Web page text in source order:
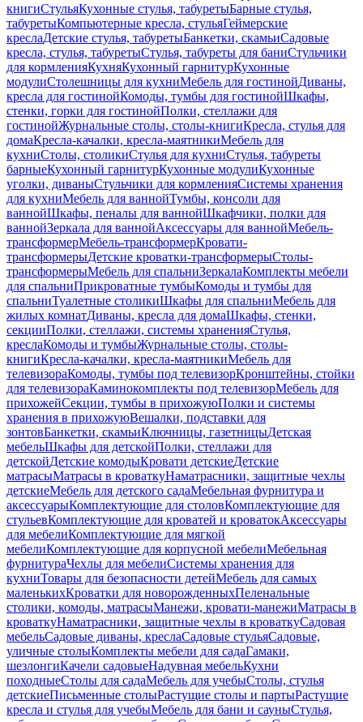
книгиСтульяКухонные стулья, табуретыБарные стулья,
табуретыКомпьютерные кресла, стульяГеймерские
креслаДетские стулья, табуретыБанкетки, скамьиСадовые
кресла, стулья, табуретыСтулья, табуреты для баниСтульчики
для кормленияКухняКухонный гарнитурКухонные
модулиСтолешницы для кухниМебель для гостинойДиваны,
кресла для гостинойКомоды, тумбы для гостинойШкафы,
стенки, горки для гостинойПолки, стеллажи для
гостинойЖурнальные столы, столы-книгиКресла, стулья для
домаКресла-качалки, кресла-маятникиМебель для
кухниСтолы, столикиСтулья для кухниСтулья, табуреты
барныеКухонный гарнитурКухонные модулиКухонные
уголки, диваныСтульчики для кормленияСистемы хранения
для кухниМебель для ваннойТумбы, консоли для
ваннойШкафы, пеналы для ваннойШкафчики, полки для
ваннойЗеркала для ваннойАксессуары для ваннойМебель-
трансформерМебель-трансформерКровати-
трансформерыДетские кроватки-трансформерыСтолы-
трансформерыМебель для спальниЗеркалаКомплекты мебели
для спальниПрикроватные тумбыКомоды и тумбы для
спальниТуалетные столикиШкафы для спальниМебель для
жилых комнатДиваны, кресла для домаШкафы, стенки,
секцииПолки, стеллажи, системы храненияСтулья,
креслаКомоды и тумбыЖурнальные столы, столы-
книгиКресла-качалки, кресла-маятникиМебель для
телевизораКомоды, тумбы под телевизорКронштейны, стойки
для телевизораКаминокомплекты под телевизорМебель для
прихожейСекции, тумбы в прихожуюПолки и системы
хранения в прихожуюВешалки, подставки для
зонтовБанкетки, скамьиКлючницы, газетницыДетская
мебельШкафы для детскойПолки, стеллажи для
детскойДетские комодыКровати детскиеДетские
матрасыМатрасы в кроваткуНаматрасники, защитные чехлы
детскиеМебель для детского садаМебельная фурнитура и
аксессуарыКомплектующие для столовКомплектующие для
стульевКомплектующие для кроватей и кроватокАксессуары
для мебелиКомплектующие для мягкой
мебелиКомплектующие для корпусной мебелиМебельная
фурнитураЧехлы для мебелиСистемы хранения для
кухниТовары для безопасности детейМебель для самых
маленькихКроватки для новорожденныхПеленальные
столики, комоды, матрасыМанежи, кровати-манежиМатрасы в
кроваткуНаматрасники, защитные чехлы в кроваткуСадовая
мебельСадовые диваны, креслаСадовые стульяСадовые,
уличные столыКомплекты мебели для садаГамаки,
шезлонгиКачели садовыеНадувная мебельКухни
походныеСтолы для садаМебель для учебыСтолы, стулья
детскиеПисьменные столыРастущие столы и партыРастущие
кресла и стулья для учебыМебель для бани и сауныСтулья,